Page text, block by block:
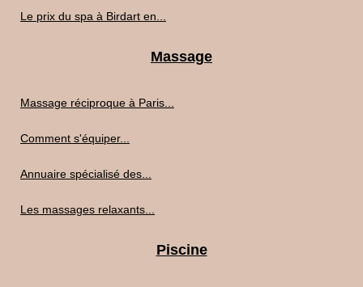
Le prix du spa à Birdart en...
Massage
Massage réciproque à Paris...
Comment s'équiper...
Annuaire spécialisé des...
Les massages relaxants...
Piscine